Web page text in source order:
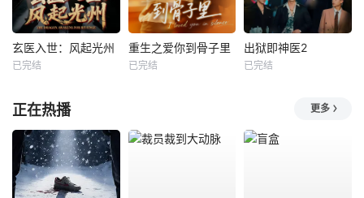
玄医入世：风起光州
已完结
重生之爱你到骨子里
已完结
出狱即神医2
已完结
正在热播 更多